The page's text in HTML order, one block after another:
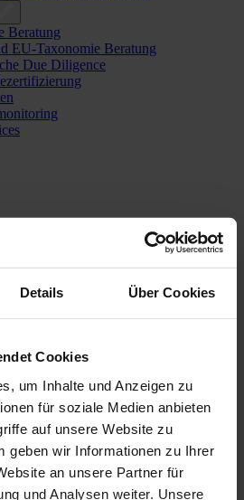
Details Über Cookies
Cookies
um Inhalte und Anzeigen zu
für soziale Medien anbieten
auf unsere Website zu
geben wir Informationen zu Ihrer
an unsere Partner für
und Analysen weiter. Unsere
Beratung
EU-Taxonomie Beratung
Due Diligence